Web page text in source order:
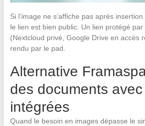
Si l’image ne s’affiche pas après
le lien est bien public. Un lien protégé
(Nextcloud privé, Google Drive en accès
rendu par le pad.
Alternative
des documents
intégrées
Quand le besoin en images dépasse le